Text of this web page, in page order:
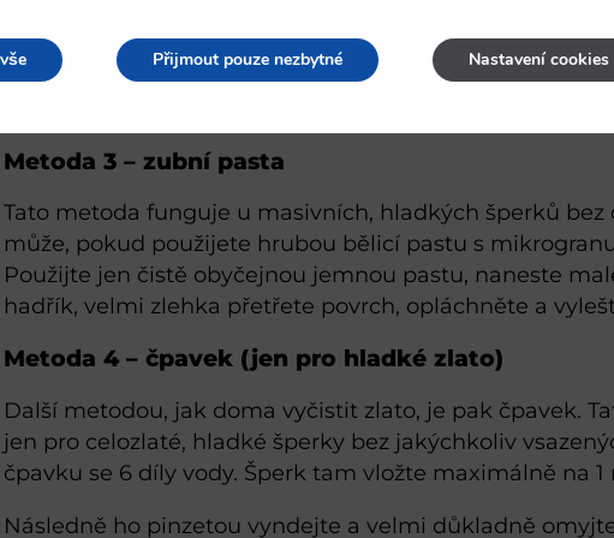
Vše zalijte horkou vodou a nechte chemickou reakci
metodu nepoužívejte u šperků, na kterých jsou
Metoda 3 – zubní pasta
Tato metoda funguje u masivních, hladkých šperků
může, pokud použijete hrubou bělicí pastu s
Použijte jen čistě obyčejnou jemnou pastu, naneste
hadřík, velmi zlehka přetřete povrch, opláchněte a
Metoda 4 – čpavek (jen pro hladké zlato)
Další metodou, jak doma vyčistit zlato, je pak čpavek.
jen pro celozlaté, hladké šperky bez jakýchkoliv
čpavku se 6 díly vody. Šperk tam vložte maximálně na
Následně ho pinzetou vyndejte a velmi důkladně
Přijmout pouze nezbytné Nastavení cookies